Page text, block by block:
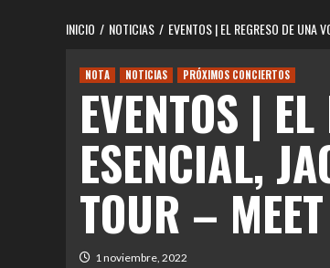
INICIO NOTICIAS EVENTOS | EL REGRESO DE UNA
NOTA NOTICIAS PRÓXIMOS CONCIERTOS
EVENTOS |
ESENCIAL,
TOUR –
1 noviembre, 2022